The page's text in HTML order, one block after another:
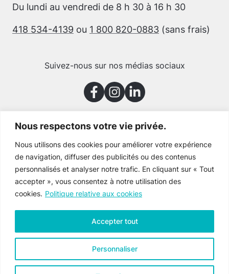
Nous respectons votre vie privée.
Nous utilisons des cookies pour améliorer votre expérience
de navigation, diffuser des publicités ou des contenus
personnalisés et analyser notre trafic. En cliquant sur « Tout
accepter », vous consentez à notre utilisation des
cookies. Politique relative aux cookies
Personnaliser
Accepter tout
Du lundi au vendredi de 8 h 30 à 16 h 30
418 534-4139 ou 1 800 820-0883 (sans frais)
Suivez-nous sur nos médias sociaux
Merci à nos partenaires